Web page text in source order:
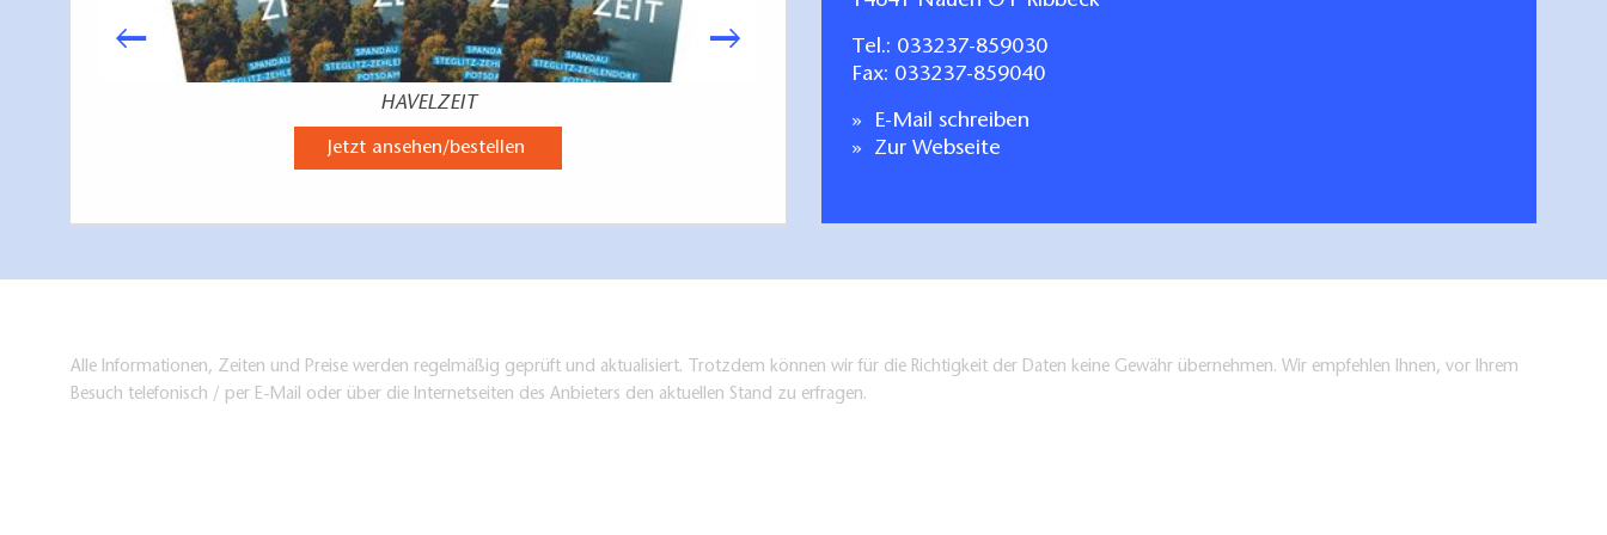
HAVELZEIT
Jetzt ansehen/bestellen Jetzt ansehen/bestellen
Tel.: 033237-859030
Fax: 033237-859040
E-Mail schreiben
Zur Webseite
Alle Informationen, Zeiten und Preise werden regelmäßig geprüft und aktualisiert. Trotzdem können wir für die Richtigkeit der Daten keine Gewähr übernehmen. Wir empfehlen Ihnen, vor Ihrem
Besuch telefonisch / per E-Mail oder über die Internetseiten des Anbieters den aktuellen Stand zu erfragen.